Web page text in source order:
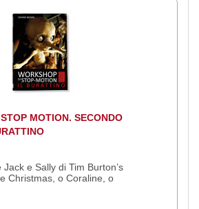
MOTION. SECONDO
e Sally di Tim Burton’s
Christmas, o Coraline, o